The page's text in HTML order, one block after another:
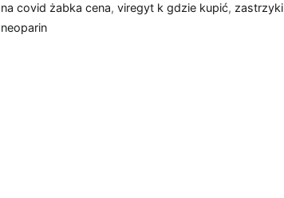
na covid żabka cena,viregyt k gdzie kupić, zastrzyki
neoparin